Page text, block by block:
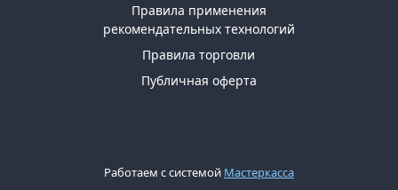
ВодоотведениеПравила применения
рекомендательных технологий
Правила торговли
Публичная оферта
Работаем с системой Мастеркасса